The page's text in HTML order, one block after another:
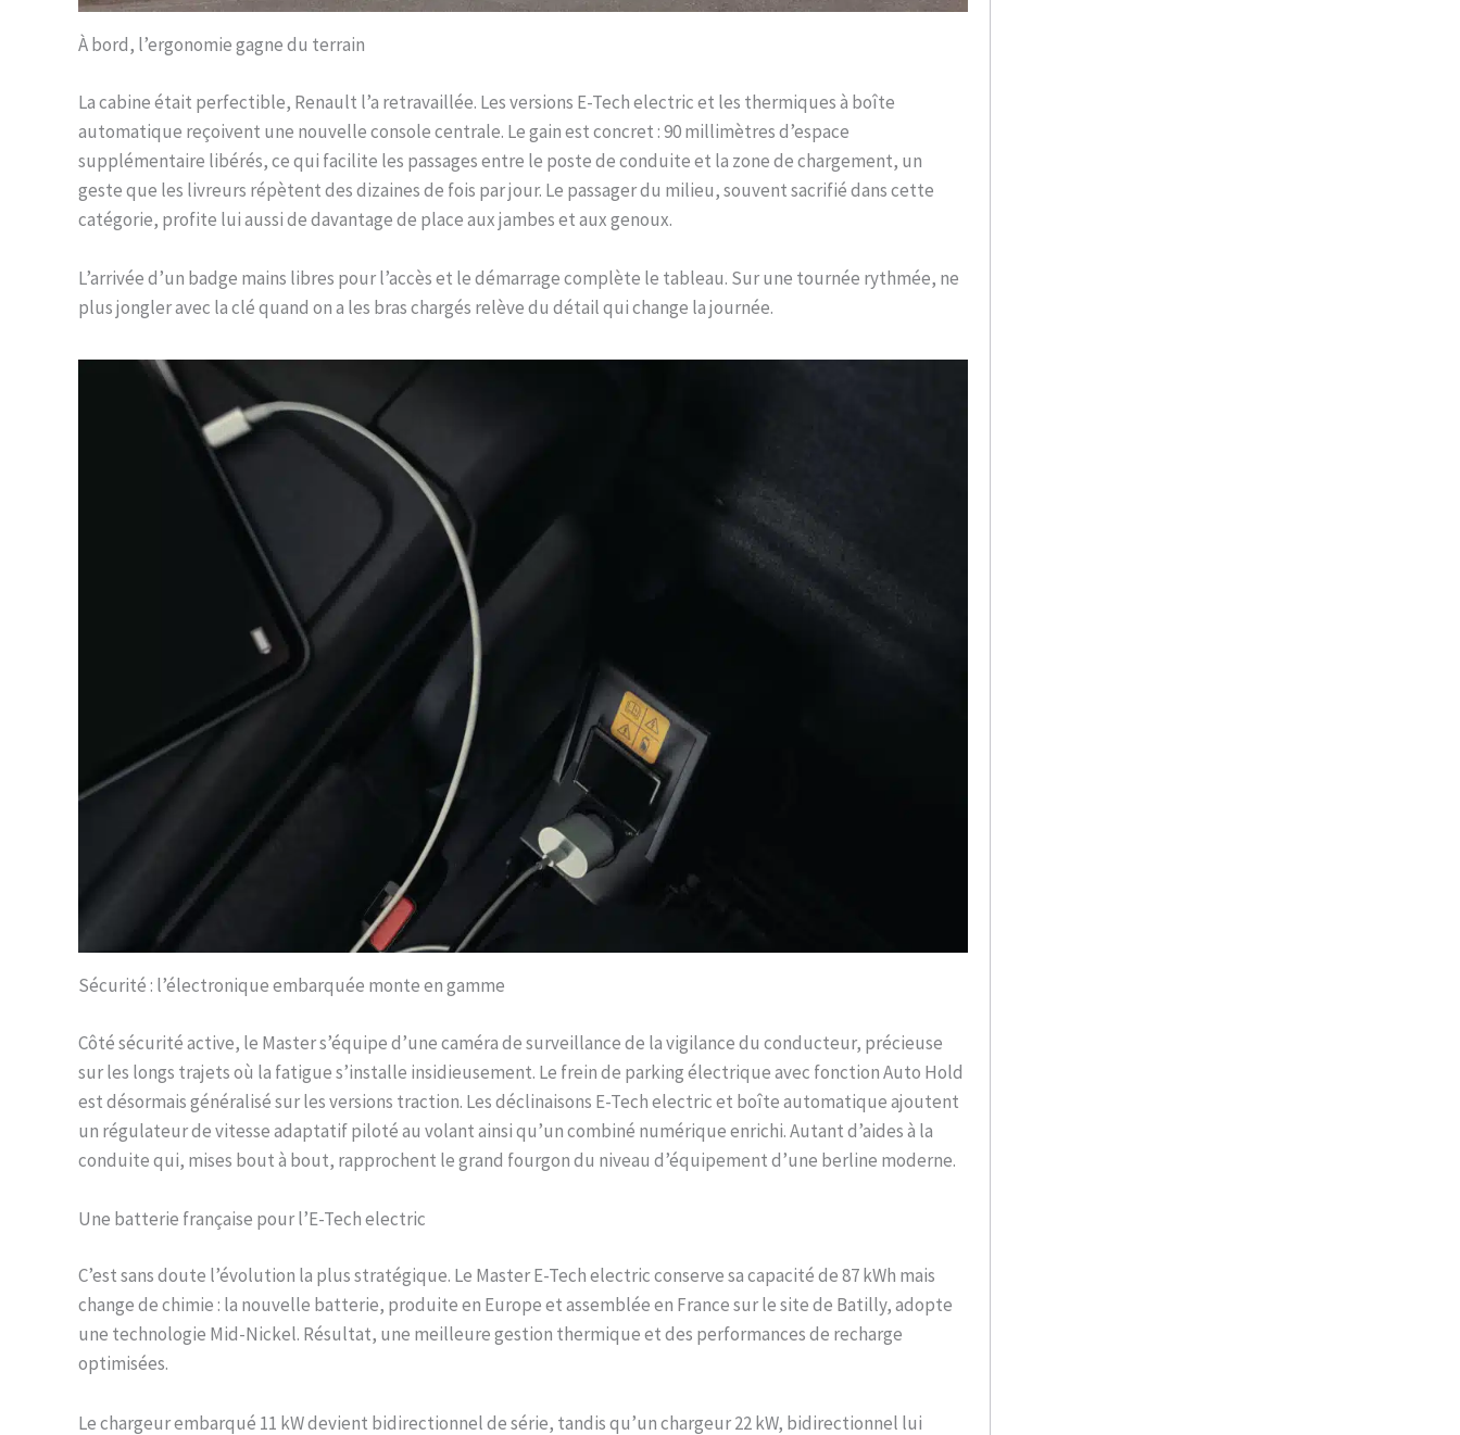
À bord, l’ergonomie gagne du terrain
La cabine était perfectible, Renault l’a retravaillée. Les versions E-Tech electric et les thermiques à boîte
automatique reçoivent une nouvelle console centrale. Le gain est concret : 90 millimètres d’espace
supplémentaire libérés, ce qui facilite les passages entre le poste de conduite et la zone de chargement, un
geste que les livreurs répètent des dizaines de fois par jour. Le passager du milieu, souvent sacrifié dans cette
catégorie, profite lui aussi de davantage de place aux jambes et aux genoux.
L’arrivée d’un badge mains libres pour l’accès et le démarrage complète le tableau. Sur une tournée rythmée, ne
plus jongler avec la clé quand on a les bras chargés relève du détail qui change la journée.
Sécurité : l’électronique embarquée monte en gamme
Côté sécurité active, le Master s’équipe d’une caméra de surveillance de la vigilance du conducteur, précieuse
sur les longs trajets où la fatigue s’installe insidieusement. Le frein de parking électrique avec fonction Auto Hold
est désormais généralisé sur les versions traction. Les déclinaisons E-Tech electric et boîte automatique ajoutent
un régulateur de vitesse adaptatif piloté au volant ainsi qu’un combiné numérique enrichi. Autant d’aides à la
conduite qui, mises bout à bout, rapprochent le grand fourgon du niveau d’équipement d’une berline moderne.
Une batterie française pour l’E-Tech electric
C’est sans doute l’évolution la plus stratégique. Le Master E-Tech electric conserve sa capacité de 87 kWh mais
change de chimie : la nouvelle batterie, produite en Europe et assemblée en France sur le site de Batilly, adopte
une technologie Mid-Nickel. Résultat, une meilleure gestion thermique et des performances de recharge
optimisées.
Le chargeur embarqué 11 kW devient bidirectionnel de série, tandis qu’un chargeur 22 kW, bidirectionnel lui